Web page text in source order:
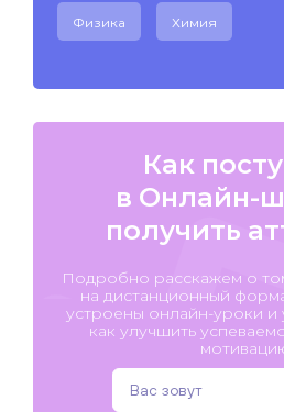
Физика Химия
Как
в Онлайн-
получить
Подробно расскажем о
на дистанционный
устроены онлайн-уроки и
как улучшить